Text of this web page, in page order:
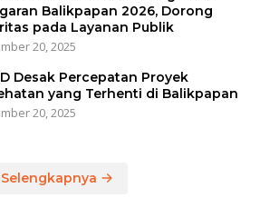
Balikpapan 2026, Dorong
pada Layanan Publik
20, 2025
Desak Percepatan Proyek
yang Terhenti di Balikpapan
20, 2025
Selengkapnya